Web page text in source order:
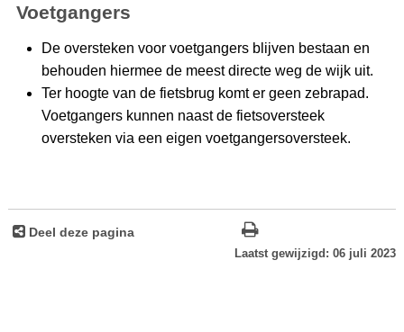
Voetgangers
De oversteken voor voetgangers blijven bestaan en
behouden hiermee de meest directe weg de wijk uit.
Ter hoogte van de fietsbrug komt er geen zebrapad.
Voetgangers kunnen naast de fietsoversteek
oversteken via een eigen voetgangersoversteek.
Deel deze pagina
Laatst gewijzigd: 06 juli 2023